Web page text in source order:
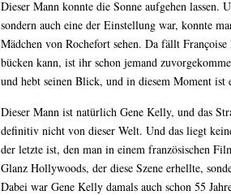
Dieser Mann konnte die Sonne aufgehen lassen.
sondern auch eine der Einstellung war, konnte
Mädchen von Rochefort sehen. Da fällt
bücken kann, ist ihr schon jemand
und hebt seinen Blick, und in diesem Moment ist
Dieser Mann ist natürlich Gene Kelly, und das
definitiv nicht von dieser Welt. Und das liegt
der letzte ist, den man in einem französischen
Glanz Hollywoods, der diese Szene erhellte,
Dabei war Gene Kelly damals auch schon 55